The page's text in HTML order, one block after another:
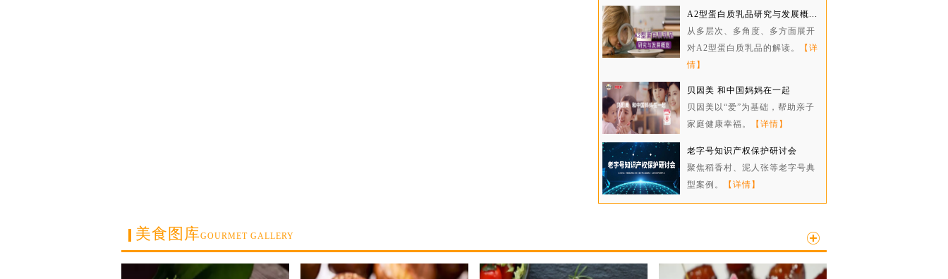
A2型蛋白质乳品研究与发展概...
从多层次、多角度、多方面展开
对A2型蛋白质乳品的解读。
【详
情】
贝因美 和中国妈妈在一起
贝因美以“爱”为基础，帮助亲子
家庭健康幸福。
【详情】
老字号知识产权保护研讨会
聚焦稻香村、泥人张等老字号典
型案例。
【详情】
美食图库GOURMET GALLERY